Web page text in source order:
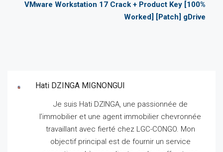
VMware Workstation 17 Crack + Product Key [100%
Worked] [Patch] gDrive
Hati DZINGA MIGNONGUI
Je suis Hati DZINGA, une passionnée de
l’immobilier et une agent immobilier chevronnée
travaillant avec fierté chez LGC-CONGO. Mon
objectif principal est de fournir un service